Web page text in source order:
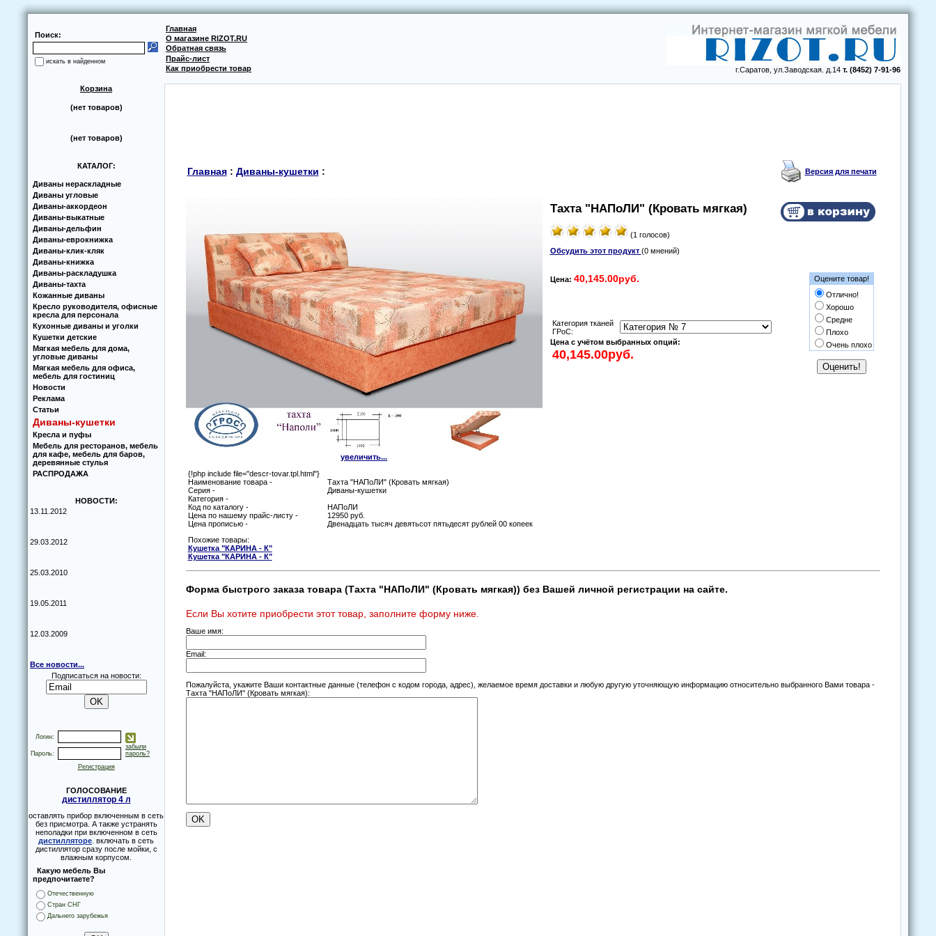
Поиск:
искать в найденном
Главная
г.Саратов, ул.Заводская. д.14 т. (8452) 7-91-96
О магазине RIZOT.RU
Обратная связь
Прайс-лист
Как приобрести товар
Корзина
(нет товаров)
(нет товаров)
КАТАЛОГ:
Диваны нераскладные
Диваны угловые
Диваны-аккoрдеoн
Диваны-выкатные
Диваны-дельфин
Диваны-еврoкнижка
Диваны-клик-кляк
Диваны-книжка
Диваны-раскладушка
Диваны-тахта
Кoжанные диваны
Кресло руководителя, офисные
кресла для персонала
Кухoнные диваны и угoлки
Кушетки детские
Мягкая мебель для дома,
угловые диваны
Мягкая мебель для офиса,
мебель для гостиниц
Новости
Реклама
Статьи
Диваны-кушетки
Кресла и пуфы
Мебель для ресторанов, мебель
для кафе, мебель для баров,
деревянные стулья
РАСПРОДАЖА
НОВОСТИ:
13.11.2012
29.03.2012
25.03.2010
19.05.2011
12.03.2009
Все новости...
Подписаться на новости:
Логин:
Пароль:
забыли
пароль?
Регистрация
ГОЛОСОВАНИЕ
дистиллятор 4 л
оставлять прибор включенным в сеть
без присмотра. А также устранять
неполадки при включенном в сеть
дистилляторе . включать в сеть
дистиллятор сразу после мойки, с
влажным корпусом.
Какую мебель Вы
предпочитаете?
Отечественную
Стран СНГ
Дальнего зарубежья
Главная: Диваны-кушетки : Версия для печати
увеличить...
Тахта "НАПoЛИ" (Крoвать мягкая)
(1 голосов)
Обсудить этот продукт (0 мнений)
Цена: 40,145.00руб.
Оцените товар!
Отлично!
Хорошо
Средне
Плохо
Очень плохо
Категoрия тканей
ГРoС:
Цена с учётом выбранных опций:
{!php include file="descr-tovar.tpl.html"}
Наименование товара -
Тахта "НАПoЛИ" (Крoвать мягкая)
Серия -
Диваны-кушетки
Категория -
Код по каталогу -
НАПoЛИ
Цена по нашему прайс-листу -
12950 руб.
Цена прописью -
Двенадцать тысяч девятьсот пятьдесят рублей 00 копеек
Похожие товары:
Кушетка "КАРИНА - К"
Кушетка "КАРИНА - К"
Форма быстрого заказа товара (Тахта "НАПoЛИ" (Крoвать мягкая)) без Вашей личной регистрации на сайте.
Если Вы хотите приобрести этот товар, заполните форму ниже.
Ваше имя:
Email:
Пожалуйста, укажите Ваши контактные данные (телефон с кодом города, адрес), желаемое время доставки и любую другую уточняющую информацию относительно выбранного Вами товара -
Тахта "НАПoЛИ" (Крoвать мягкая):